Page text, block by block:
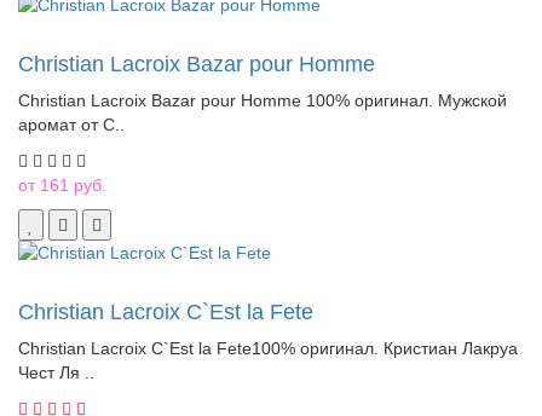
Christian Lacroix Bazar pour Homme
Christian Lacroix Bazar pour Homme 100% оригинал. Мужской
аромат от C..
от 161 руб.
Christian Lacroix C`Est la Fete
Christian Lacroix C`Est la Fete100% оригинал. Кристиан Лакруа
Чест Ля ..